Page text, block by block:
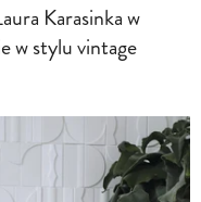
Karasinka w
w stylu vintage